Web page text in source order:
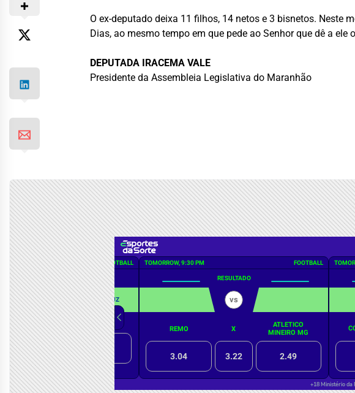
O ex-deputado deixa 11 filhos, 14 netos e 3 bisnetos. Neste
Dias, ao mesmo tempo em que pede ao Senhor que dê a
DEPUTADA IRACEMA VALE
Presidente da Assembleia Legislativa do Maranhão